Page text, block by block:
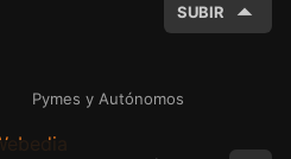
SUBIR
Pymes y Autónomos